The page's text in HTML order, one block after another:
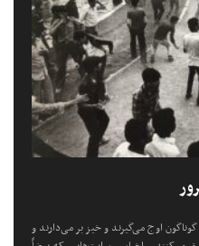
اوج می‌گیرند و خیز بر می‌دارند و